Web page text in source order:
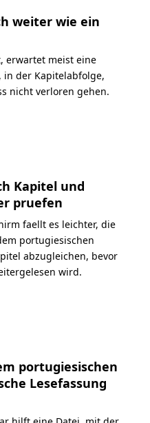
weiter wie ein
erwartet meist eine
in der Kapitelabfolge,
nicht verloren gehen.
Kapitel und
pruefen
faellt es leichter, die
portugiesischen
abzugleichen, bevor
wird.
portugiesischen
Lesefassung